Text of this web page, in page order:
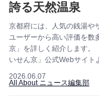
誇る天然温泉
京都府には、人気の銭湯や
ユーザーから高い評価を数
京」を詳しく紹介します。
いせん京」公式Webサイト
2026.06.07
All About ニュース編集部